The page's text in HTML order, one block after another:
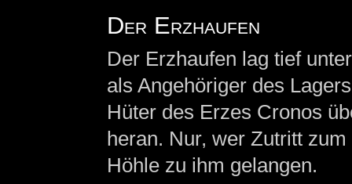
Der Erzhaufen
Der Erzhaufen lag tief
als Angehöriger des
Hüter des Erzes Cronos
heran. Nur, wer Zutritt
Höhle zu ihm gelangen.